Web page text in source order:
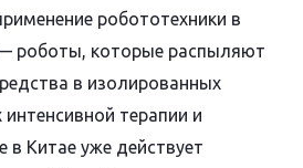
робототехники в
роботы, которые распыляют
в изолированных
терапии и
в Китае уже действует